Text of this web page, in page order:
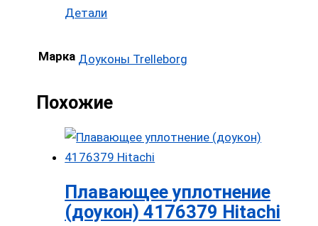
Детали
Марка Доуконы Trelleborg
Похожие
Плавающее уплотнение
(доукон) 4176379 Hitachi